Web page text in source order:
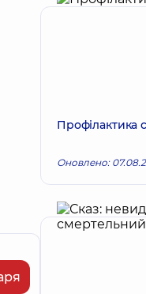
Профілактика
Оновлено: